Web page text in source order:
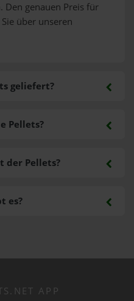
Den genauen Preis für
über unseren
geliefert?
es?
Pellets?
der Pellets?
APP